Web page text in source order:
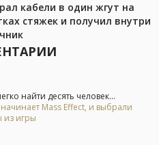
кабели в один жгут на
стяжек и получил внутри
найти десять человек...
Mass Effect, и выбрали
игры